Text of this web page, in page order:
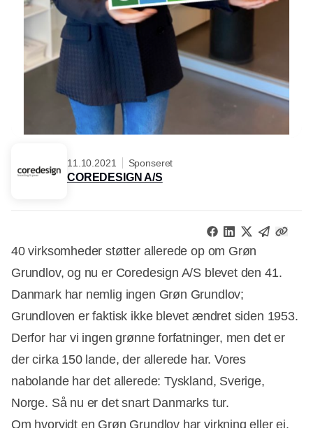
11.10.2021 Sponseret
COREDESIGN A/S
40 virksomheder støtter allerede op om Grøn
Grundlov, og nu er Coredesign A/S blevet den 41.
Danmark har nemlig ingen Grøn Grundlov;
Grundloven er faktisk ikke blevet ændret siden 1953.
Derfor har vi ingen grønne forfatninger, men det er
der cirka 150 lande, der allerede har. Vores
nabolande har det allerede: Tyskland, Sverige,
Norge. Så nu er det snart Danmarks tur.
Om hvorvidt en Grøn Grundlov har virkning eller ej,